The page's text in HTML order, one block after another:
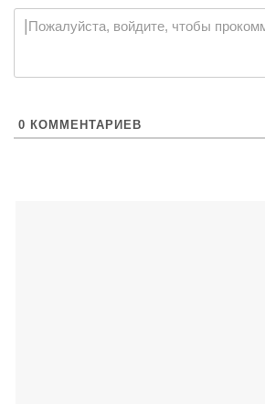
Пожалуйста, войдите, чтобы
0 КОММЕНТАРИЕВ